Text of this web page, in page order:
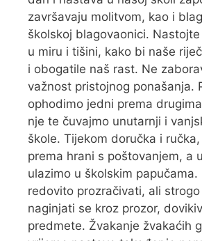
završavaju molitvom, kao i
školskoj blagovaonici.
u miru i tišini, kako bi naše
i obogatile naš rast. Ne
važnost pristojnog ponašanja.
ophodimo jedni prema
nje te čuvajmo unutarnji i
škole. Tijekom doručka i
prema hrani s poštovanjem, a
ulazimo u školskim
redovito prozračivati, ali
naginjati se kroz prozor,
predmete. Žvakanje žvakaćih